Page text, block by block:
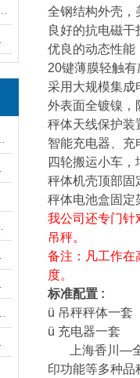
全钢结构外壳，
良好的抗电磁
优良的动态性能
20键薄膜轻触
采用大规模集成
外表面全镀镍，
秤体天线保护装
智能充电器、充
四轮搬运小车
秤体机壳顶部固
秤体电池盒固定
我公司还专门针
吊秤。
备注：凡工作在
度。
标准配置 :
ü 吊秤秤体一套
ü 充电器一套
上海香川—全
印功能等多种品